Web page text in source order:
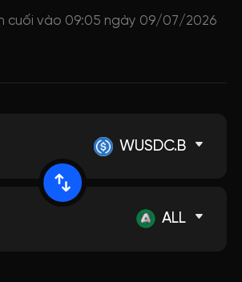
cuối vào 09:05 ngày 09/07/2026
WUSDC.B
ALL